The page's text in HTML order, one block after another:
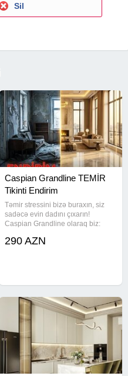
Sil
Caspian Grandline TEMİR
Tikinti Endirim
Təmir stressini bizə buraxın, siz
sadəcə evin dadını çıxarın!
Caspian Grandline olaraq biz:
İşləri vaxtında təhvil veririk. Hər
290 AZN